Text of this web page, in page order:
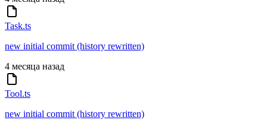
Task.ts
new initial commit (history rewritten)
4 месяца назад
Tool.ts
new initial commit (history rewritten)